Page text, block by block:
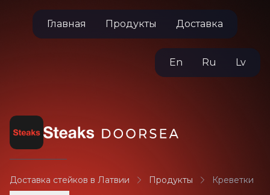
Главная Продукты Доставка
En Ru Lv
Доставка стейков в Латвии Продукты Креветки